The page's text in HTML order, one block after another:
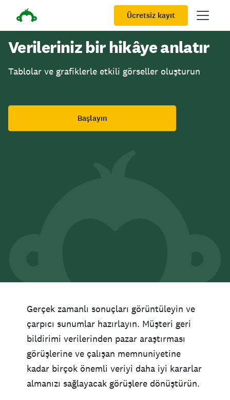
Ücretsiz kayıt
Verileriniz bir hikâye anlatır
Tablolar ve grafiklerle etkili görseller oluşturun
Başlayın
Gerçek zamanlı sonuçları görüntüleyin ve
çarpıcı sunumlar hazırlayın. Müşteri geri
bildirimi verilerinden pazar araştırması
görüşlerine ve çalışan memnuniyetine
kadar birçok önemli veriyi daha iyi kararlar
almanızı sağlayacak görüşlere dönüştürün.